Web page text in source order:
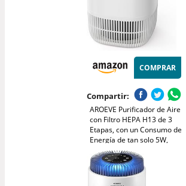
COMPRAR
Compartir:
AROEVE Purificador de Aire
con Filtro HEPA H13 de 3
Etapas, con un Consumo de
Energía de tan solo 5W,
Silencioso a 22db con
Aroma, Combate el Polen,
el Humo y el Pelo de
Mascotas